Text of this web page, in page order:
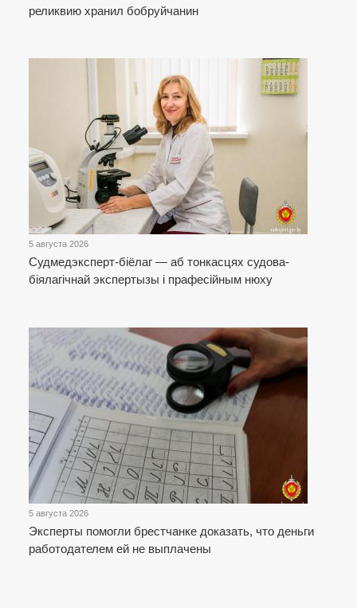
реликвию хранил бобруйчанин
5 августа 2026
Cудмедэксперт-біёлаг — аб тонкасцях судова-
біялагічнай экспертызы і прафесійным нюху
5 августа 2026
Эксперты помогли брестчанке доказать, что деньги
работодателем ей не выплачены